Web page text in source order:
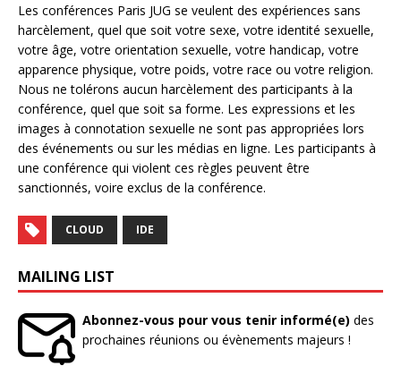
Les conférences Paris JUG se veulent des expériences sans
harcèlement, quel que soit votre sexe, votre identité sexuelle,
votre âge, votre orientation sexuelle, votre handicap, votre
apparence physique, votre poids, votre race ou votre religion.
Nous ne tolérons aucun harcèlement des participants à la
conférence, quel que soit sa forme. Les expressions et les
images à connotation sexuelle ne sont pas appropriées lors
des événements ou sur les médias en ligne. Les participants à
une conférence qui violent ces règles peuvent être
sanctionnés, voire exclus de la conférence.
CLOUD IDE
MAILING LIST
Abonnez-vous pour vous tenir informé(e) des
prochaines réunions ou évènements majeurs !